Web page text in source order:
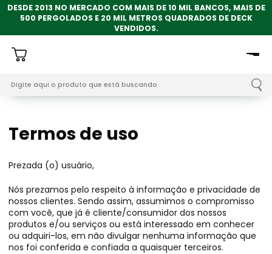
DESDE 2013 NO MERCADO COM MAIS DE 10 MIL BANCOS, MAIS DE
500 PERGOLADOS E 20 MIL METROS QUADRADOS DE DECK
VENDIDOS.
Termos de uso
Prezada (o) usuário,
Nós prezamos pelo respeito à informação e privacidade de
nossos clientes. Sendo assim, assumimos o compromisso
com você, que já é cliente/consumidor dos nossos
produtos e/ou serviços ou está interessado em conhecer
ou adquiri-los, em não divulgar nenhuma informação que
nos foi conferida e confiada a quaisquer terceiros.